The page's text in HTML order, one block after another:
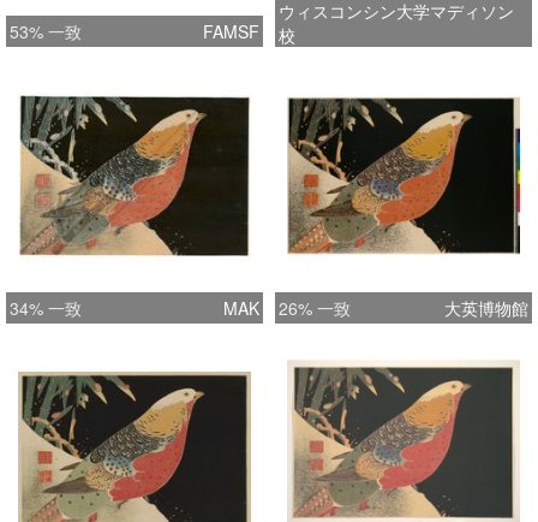
53% 一致 FAMSF
ウィスコンシン大学マディソン
校
34% 一致 MAK 26% 一致 大英博物館